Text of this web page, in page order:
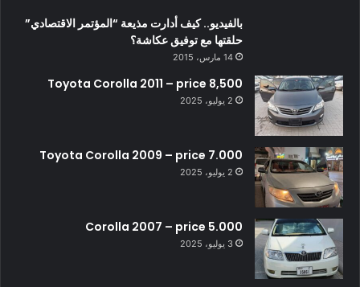
بالفيديو.. كيف أدارت مذيعة “المؤتمر الاقتصادي”
حلقتها مع توفيق عكاشة؟
14 مارس، 2015
Toyota Corolla 2011 – price 8,500
2 يوليو، 2025
Toyota Corolla 2009 – price 7.000
2 يوليو، 2025
Corolla 2007 – price 5.000
3 يوليو، 2025